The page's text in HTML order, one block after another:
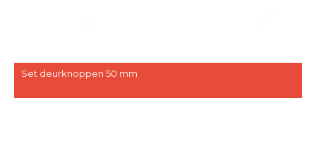
Set deurknoppen 50 mm